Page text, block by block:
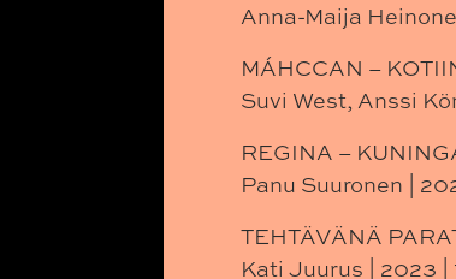
Anna-Maija
MÁHCCAN –
Suvi West, Anssi
REGINA –
Panu Suuronen |
TEHTÄVÄNÄ
Kati Juurus | 2023 |